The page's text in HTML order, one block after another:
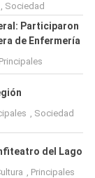
, Sociedad
Participaron
de Enfermería
Principales
Sociedad
del Lago
Principales